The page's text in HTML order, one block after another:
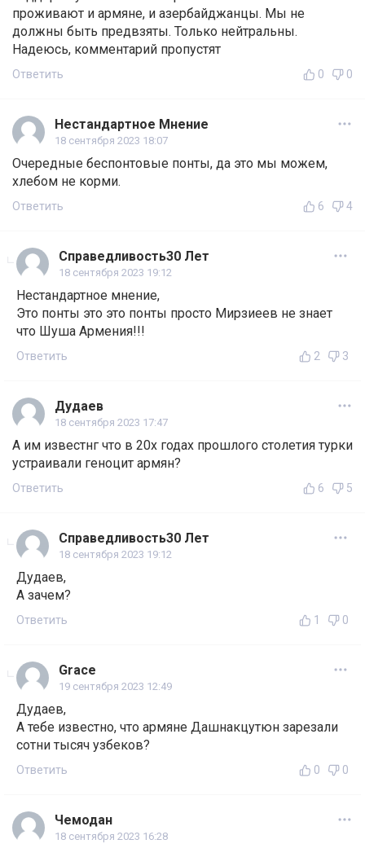
проживают и армяне, и азербайджанцы. Мы не
должны быть предвзяты. Только нейтральны.
Надеюсь, комментарий пропустят
Ответить 0 0
Нестандартное Мнение
18 сентября 2023 18:07
Очередные беспонтовые понты, да это мы можем,
хлебом не корми.
Ответить 6 4
Справедливость30 Лет
18 сентября 2023 19:12
Нестандартное мнение,
Это понты это это понты просто Мирзиеев не знает
что Шуша Армения!!!
Ответить 2 3
Дудаев
18 сентября 2023 17:47
А им известнг что в 20х годах прошлого столетия турки
устраивали геноцит армян?
Ответить 6 5
Справедливость30 Лет
18 сентября 2023 19:12
Дудаев,
А зачем?
Ответить 1 0
Grace
19 сентября 2023 12:49
Дудаев,
А тебе известно, что армяне Дашнакцутюн зарезали
сотни тысяч узбеков?
Ответить 0 0
Чемодан
18 сентября 2023 16:28